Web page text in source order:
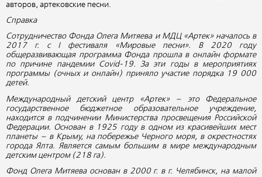
авторов, артековские песни.
Справка
Сотрудничество Фонда Олега Митяева и МДЦ «Артек» началось в
2017 г. с Iфестиваля «Мировые песни». В 2020 году
общеразвивающая программа Фонда прошла в онлайн формате
по причине пандемии Covid-19. За эти годы в мероприятиях
программы (очных и онлайн) приняло участие порядка 19 000
детей.
Международный детский центр «Артек» – это Федеральное
государственное бюджетное образовательное учреждение,
находится в подчинении Министерства просвещения Российской
Федерации. Основан в 1925 году в одном из красивейших мест
планеты – в Крыму, на побережье Черного моря, в окрестностях
города Ялта. Является самым большим в мире международным
детским центром (218 га).
Фонд Олега Митяева основан в 2000 г. в г. Челябинск, на малой